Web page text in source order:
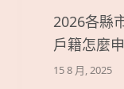
2026各縣
戶籍怎麼
15 8 月, 2025